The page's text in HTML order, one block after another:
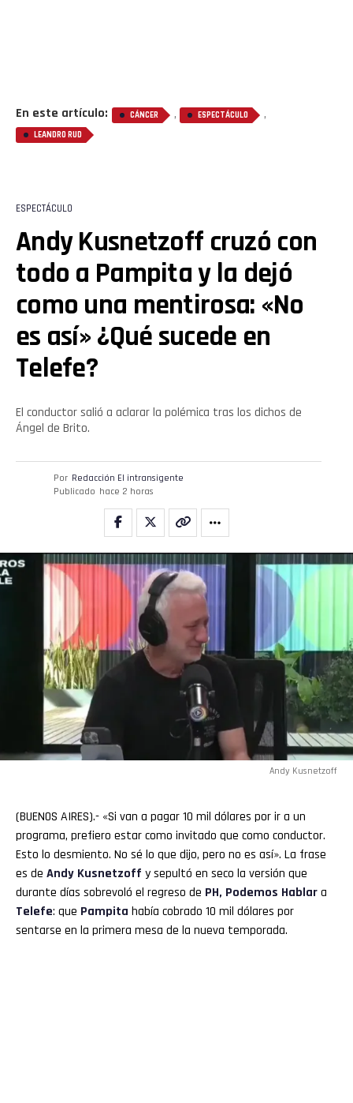
En este artículo: CÁNCER , ESPECTÁCULO ,
LEANDRO RUD
ESPECTÁCULO
Andy Kusnetzoff cruzó con
todo a Pampita y la dejó
como una mentirosa: «No
es así» ¿Qué sucede en
Telefe?
El conductor salió a aclarar la polémica tras los dichos de
Ángel de Brito.
Por Redacción El intransigente
Publicado hace 2 horas
Andy Kusnetzoff
(BUENOS AIRES).- «Si van a pagar 10 mil dólares por ir a un
programa, prefiero estar como invitado que como conductor.
Esto lo desmiento. No sé lo que dijo, pero no es así». La frase
es de Andy Kusnetzoff y sepultó en seco la versión que
durante días sobrevoló el regreso de PH, Podemos Hablara
Telefe: que Pampita había cobrado 10 mil dólares por
sentarse en la primera mesa de la nueva temporada.